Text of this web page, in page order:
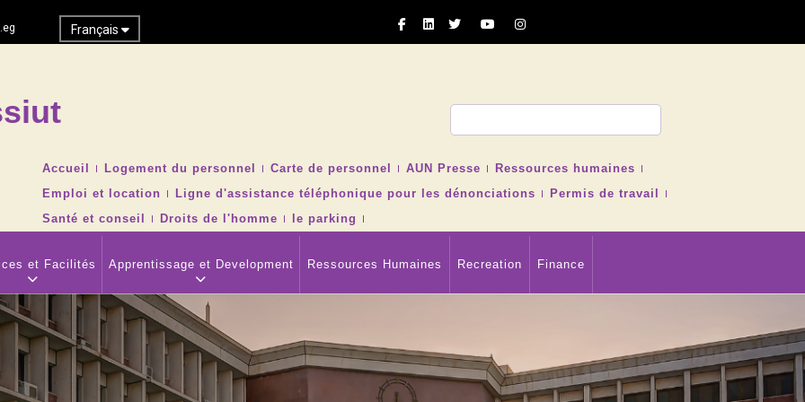
Français
TOP
NAVIGATION
MENU
Accueil Logement du personnel Carte de personnel AUN Presse
Ressources humaines
Emploi et location
Ligne d'assistance téléphonique pour les dénonciations
Permis de travail
Santé et conseil
Droits de l'homme le parking
et Facilités Apprentissage et Development Ressources Humaines Recreation Finance